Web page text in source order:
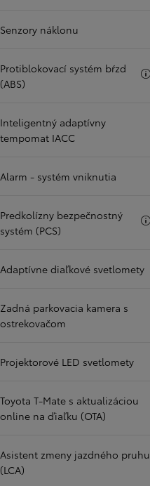
Senzory náklonu
Protiblokovací systém bŕzd
(ABS)
Inteligentný adaptívny
tempomat IACC
Alarm - systém vniknutia
Predkolízny bezpečnostný
systém (PCS)
Adaptívne diaľkové svetlomety
Zadná parkovacia kamera s
ostrekovačom
Projektorové LED svetlomety
Toyota T-Mate s aktualizáciou
online na ďiaľku (OTA)
Asistent zmeny jazdného pruhu
(LCA)